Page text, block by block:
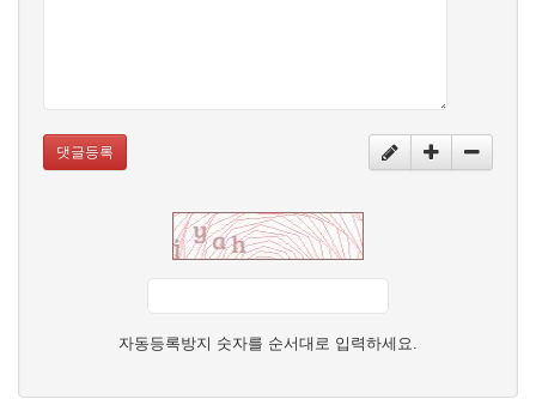
댓글등록
자동등록방지 숫자를 순서대로 입력하세요.